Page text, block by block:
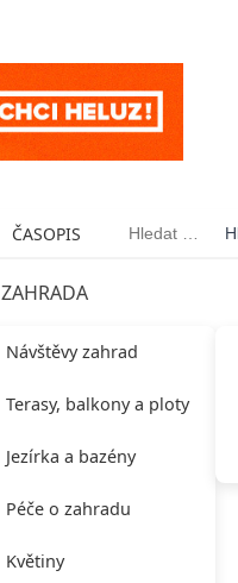
ČASOPIS Vyhledávání
ZAHRADA
Návštěvy zahrad
Terasy, balkony a ploty
Jezírka a bazény
Péče o zahradu
Květiny